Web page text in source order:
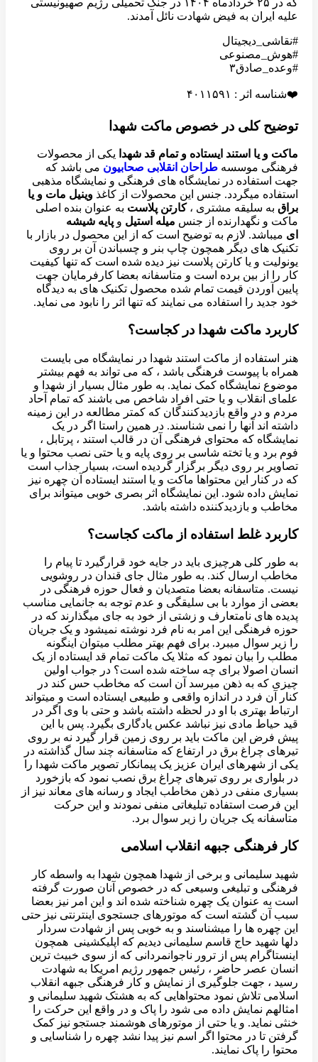
که در ۲۵ خردادماه ۱۴۰۴ در جنگ تحمیلی رژیم صهیونیستی
علیه ایران به فیض شهادت نائل آمدند.
#نقاشی_دیجیتال
#هوش_مصنوعی
#وعده_صادق۳
❤️شناسه اثر : ۴۰۱۱۵۹۱
توضیح کلی در خصوص ماکت شهدا
ماکت و یا استند ایستاده و تمام قد شهدا یکی از محصولات
فرهنگی موسسه طراحان انقلابی صحابیون می باشد که
جهت استفاده در نمایشگاه های فرهنگی و نمایشگاه مذهبی
استفاده میگردد. جنس این محصولات از کاغذ وینیل مات و یا
براق به سلیقه مشتری ،کارتن پلاست به عنوان بنده اصلی
ماکت و نگهدارنده از جنس میله استیل و پایه شیشه
ای میباشد. لازم به توضیح است که از این محصول در بازار با
تکنیک های دیگر همچون چاپ بنر و چسباندن آن بر روی
یونولیت و یا کارتن پلاست نیز دیده شده است که تنها کیفیت
کار را از بین برده است و متاسفانه بعضا کارفرمایان جهت
پایین آوردن قیمت تمام شده محصول تکنیک های به دیدگاه
خود جدید را استفاده می نمایند که تنها اثر را نابود می نماید.
کاربرد ماکت شهدا در کجاست؟
هنر استفاده از ماکت استند شهدا در نمایشگاه می بایست
همراه با پیوست فرهنگی باشد ، که می تواند به فهم بیشتر
موضوع نمایشگاه کمک نماید. به طور مثال بسیار از شهدا و
علمای انقلاب و یا حتی افراد شاخص می باشند که تمام آحاد
مردم و در واقع بازدیدکنندگان که کمتر مطالعه در این زمینه
داشته اند آنها را نمی شناسند. در همین راستا اگر در یک
نمایشگاه که محتوای فرهنگی آن در قالب استند ، پرتابل ،
فوم برد و یا تخته شاسی بر روی پایه و یا حتی نصب محتوا و یا
تصاویر بر روی دیگر برگزار گردیده است، بسیار جذاب است
که در کنار این محتواها ماکت و یا استند ایستاده آن چهره نیز
نمایش داده شود. این نمایشگاه اثر بصری خوبی میتواند برای
مخاطب و بازدیدکننده داشته باشد.
کاربرد غلط استفاده از ماکت کجاست؟
به طور کلی هرچیزی باید در جایه خود قرارگیرد تا پیام را
مخاطب ارسال کند. به طور مثال جای قندان در روشویی
نیست. متاسفانه بعضا متصدیان و فعال حوزه فرهنگی در
بعضی از موارد با بی سلیقگی و عدم توجه به جانمایی مناسب
پدیده های نامتعارف و زشتی از خود به جای میگذارند که در
حوزه فرهنگی این امر به نام فرد نوشته نمیشود و یک جریان
را زیر سوال میبرد. برای فهم بهتر مطلب میتوان اینگونه
مطلب را بیان نمود که مثلا یک ماکت تمام قد ایستاده از یک
انسان اصولا برای چه ساخته شده است؟ در جواب اولین
چیزی که به ذهن میرسد آن است که مخاطب حس کند در
کنار آن فرد در اندازه واقعی و طبیعی ایستاده است و میتواند
ارتباط بهتری با او در لحظه داشته باشد و حتی با وی اگر در
قید حیاط مادی نیز نباشد عکس یادگاری بگیرد. پس با این
پیش فرض این ماکت باید بر روی زمین قرار گیرد نه بر روی
تیرهای چراغ برق در ارتفاع که متاسفانه چند سال گذاشته در
یکی از شهرهای ایران عزیز یک پیمانکار تصویر ماکت شهدا را
در بلواری بر روی تیرهای چراغ برق نصب نمود که بازخورد
بسیاری منفی در ذهن مخاطب ایجاد و رسانه های معاند نیز از
این فرصت استفاده تبلیغاتی منفی نمودند و این حرکت
متاسفانه یک جریان را زیر سوال برد.
کار فرهنگی جبهه انقلاب اسلامی
شهید سلیمانی و برخی از شهدا همچون شهدا به واسطه کار
فرهنگی و تبلیغی وسیعی که در خصوص آنان صورت گرفته
است به عنوان یک چهره شناخته شده اند و این امر نیز بعضا
سبب آن گشته است که موتورهای جستجوی اینترنتی نیز حتی
این چهره ها را میشناسند و به خوبی پس از شهادت سردار
دلها شهید حاج قاسم سلیمانی دیدیم که اپلیکشینی همچون
اینستاگرام پس از ترور ناجوانمردانی که از سوی خبیث ترین
انسان عصر حاضر ، رئیس جمهور رژیم امریکا به شهادت
رسید ، جهت جلوگیری از نمایش و کار فرهنگی جبهه انقلاب
اسلامی تلاش نمود محتواهایی که به هشتک شهید سلیمانی و
امثالهم نمایش داده می شود را پاک و در واقع این حرکت را
خنثی نماید. و یا حتی از موتورهای هوشمند جستجو نیز کمک
گرفتن تا در محتوا اگر اسم نیز پیدا نشد چهره را شناسایی و
محتوا را پاک نمایند.